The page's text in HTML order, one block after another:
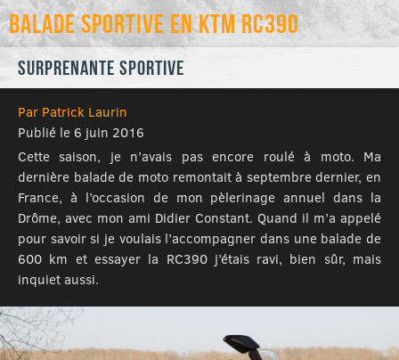
Balade sportive en KTM RC390
Surprenante sportive
Par Patrick Laurin
Publié le 6 juin 2016
Cette saison, je n’avais pas encore roulé à moto. Ma
dernière balade de moto remontait à septembre dernier, en
France, à l’occasion de mon pèlerinage annuel dans la
Drôme, avec mon ami Didier Constant. Quand il m’a appelé
pour savoir si je voulais l’accompagner dans une balade de
600 km et essayer la RC390 j’étais ravi, bien sûr, mais
inquiet aussi.